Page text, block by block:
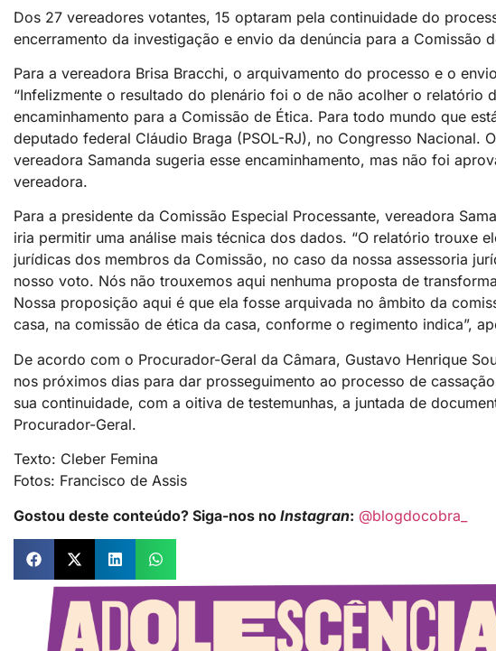
Dos 27 vereadores votantes, 15 optaram pela continuidade do
encerramento da investigação e envio da denúncia para a Comissão
Para a vereadora Brisa Bracchi, o arquivamento do processo e o
“Infelizmente o resultado do plenário foi o de não acolher o relatório
encaminhamento para a Comissão de Ética. Para todo mundo que
deputado federal Cláudio Braga (PSOL-RJ), no Congresso
vereadora Samanda sugeria esse encaminhamento, mas não foi
vereadora.
Para a presidente da Comissão Especial Processante, vereadora
iria permitir uma análise mais técnica dos dados. “O relatório trouxe
jurídicas dos membros da Comissão, no caso da nossa assessoria
nosso voto. Nós não trouxemos aqui nenhuma proposta de
Nossa proposição aqui é que ela fosse arquivada no âmbito da
casa, na comissão de ética da casa, conforme o regimento indica”,
De acordo com o Procurador-Geral da Câmara, Gustavo Henrique
nos próximos dias para dar prosseguimento ao processo de
sua continuidade, com a oitiva de testemunhas, a juntada de
Procurador-Geral.
Texto: Cleber Femina
Fotos: Francisco de Assis
Gostou deste conteúdo? Siga-nos no Instagran: @blogdocobra_